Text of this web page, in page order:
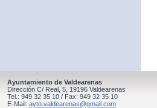
Ayuntamiento de Valdearenas
Dirección C/ Real, 5, 19196 Valdearenas
Tel.: 949 32 35 10 / Fax: 949 32 35 10
E-Mail: ayto.valdearenas@gmail.com